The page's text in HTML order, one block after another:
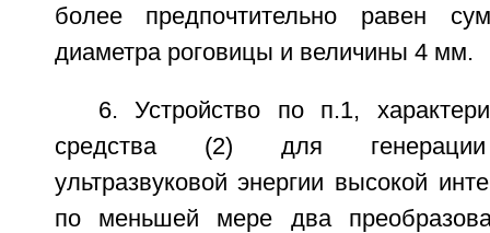
более предпочтительно равен
диаметра роговицы и величины 4 мм.
6. Устройство по п.1,
средства (2) для генерации
ультразвуковой энергии высокой
по меньшей мере два